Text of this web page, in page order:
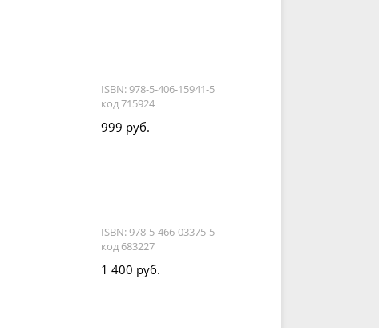
ISBN: 978-5-406-15941-5
код 715924
999 руб.
ISBN: 978-5-466-03375-5
код 683227
1 400 руб.